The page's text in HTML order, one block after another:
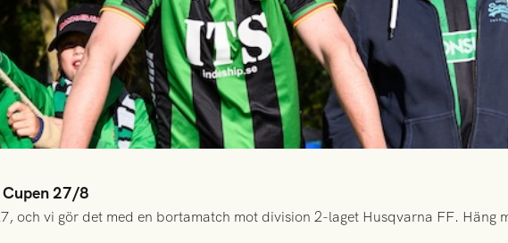
27/8
och vi gör det med en bortamatch mot division 2-laget Husqvarna FF. Häng